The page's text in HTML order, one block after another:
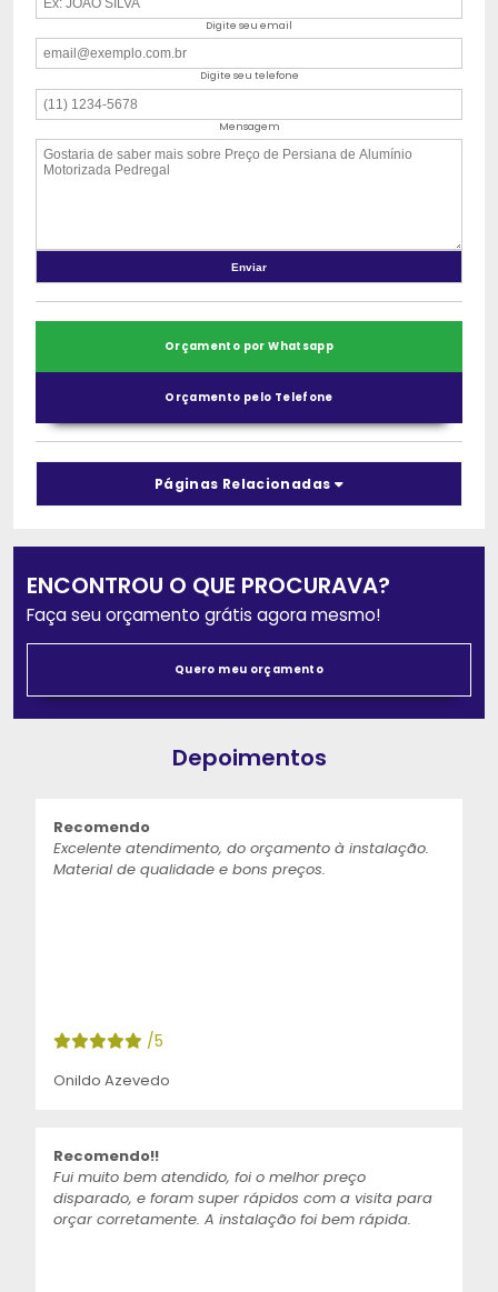
Digite seu email
Digite seu telefone
Mensagem
Orçamento por Whatsapp
Orçamento pelo Telefone
Páginas Relacionadas
ENCONTROU O QUE PROCURAVA?
Faça seu orçamento grátis agora mesmo!
Quero meu orçamento
Depoimentos
Recomendo
Excelente atendimento, do orçamento à instalação.
Material de qualidade e bons preços.
/5
Onildo Azevedo
Recomendo!!
Fui muito bem atendido, foi o melhor preço
disparado, e foram super rápidos com a visita para
orçar corretamente. A instalação foi bem rápida.